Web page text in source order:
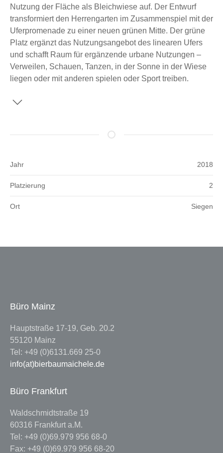
Nutzung der Fläche als Bleichwiese auf. Der Entwurf
transformiert den Herrengarten im Zusammenspiel mit der
Uferpromenade zu einer neuen grünen Mitte. Der grüne
Platz ergänzt das Nutzungsangebot des linearen Ufers
und schafft Raum für ergänzende urbane Nutzungen –
Verweilen, Schauen, Tanzen, in der Sonne in der Wiese
liegen oder mit anderen spielen oder Sport treiben.
Jahr 2018
Platzierung 2
Ort Siegen
Büro Mainz
Hauptstraße 17-19, Geb. 20.2
55120 Mainz
Tel: +49 (0)6131.669 25-0
info(at)bierbaumaichele.de
Büro Frankfurt
Waldschmidtstraße 19
60316 Frankfurt a.M.
Tel: +49 (0)69.979 956 68-0
Fax: +49 (0)69.979 956 68-20